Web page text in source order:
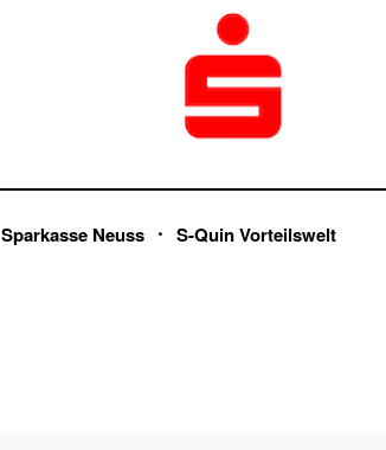
Sparkasse Neuss S-Quin Vorteilswelt